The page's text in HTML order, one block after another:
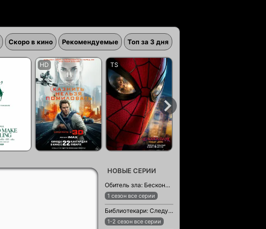
НОВЫЕ СЕРИИ
Обитель зла: Бесконечная тьма
1 сезон все серии
Библиотекари: Следующая глава
1-2 сезон все серии
Скоро в кино Рекомендуемые Топ за 3 дня